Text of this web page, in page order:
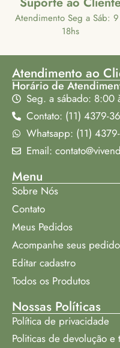
Atendimento Seg a Sáb:
18hs
Atendimento ao
Horário de
Seg. a sábado: 8:00
Contato: (11) 4379-
Whatsapp: (11)
Email:
Menu
Sobre Nós
Contato
Meus Pedidos
Acompanhe seus
Editar cadastro
Todos os Produtos
Nossas Políticas
Política de privacidade
Politicas de devolução e